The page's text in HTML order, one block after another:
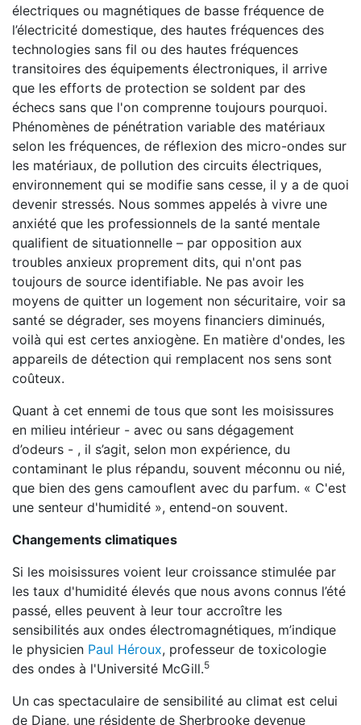
électriques ou magnétiques de basse fréquence de
l’électricité domestique, des hautes fréquences des
technologies sans fil ou des hautes fréquences
transitoires des équipements électroniques, il arrive
que les efforts de protection se soldent par des
échecs sans que l'on comprenne toujours pourquoi.
Phénomènes de pénétration variable des matériaux
selon les fréquences, de réflexion des micro-ondes sur
les matériaux, de pollution des circuits électriques,
environnement qui se modifie sans cesse, il y a de quoi
devenir stressés. Nous sommes appelés à vivre une
anxiété que les professionnels de la santé mentale
qualifient de situationnelle – par opposition aux
troubles anxieux proprement dits, qui n'ont pas
toujours de source identifiable. Ne pas avoir les
moyens de quitter un logement non sécuritaire, voir sa
santé se dégrader, ses moyens financiers diminués,
voilà qui est certes anxiogène. En matière d'ondes, les
appareils de détection qui remplacent nos sens sont
coûteux.
Quant à cet ennemi de tous que sont les moisissures
en milieu intérieur - avec ou sans dégagement
d’odeurs - , il s’agit, selon mon expérience, du
contaminant le plus répandu, souvent méconnu ou nié,
que bien des gens camouflent avec du parfum. « C'est
une senteur d'humidité », entend-on souvent.
Changements climatiques
Si les moisissures voient leur croissance stimulée par
les taux d'humidité élevés que nous avons connus l’été
passé, elles peuvent à leur tour accroître les
sensibilités aux ondes électromagnétiques, m’indique
le physicien Paul Héroux, professeur de toxicologie
des ondes à l'Université McGill.5
Un cas spectaculaire de sensibilité au climat est celui
de Diane, une résidente de Sherbrooke devenue